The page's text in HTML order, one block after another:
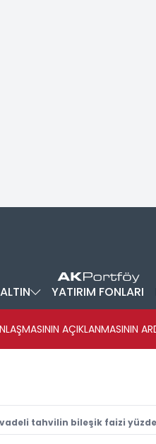
ALTIN YATIRIM FONLARI
AÇIKLANMASININ
vadeli tahvilin bileşik faizi yüzde